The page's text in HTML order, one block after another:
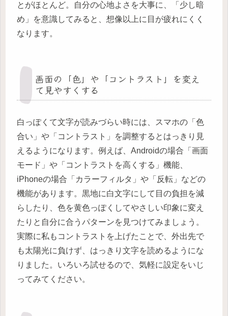
とがほとんど。自分の心地よさを大事に、「少し暗
め」を意識してみると、想像以上に目が疲れにくく
なります。
画面の「色」や「コントラスト」を変え
て見やすくする
白っぽくて文字が読みづらい時には、スマホの「色
合い」や「コントラスト」を調整するとはっきり見
えるようになります。例えば、Androidの場合「画面
モード」や「コントラストを高くする」機能、
iPhoneの場合「カラーフィルタ」や「反転」などの
機能があります。黒地に白文字にして目の負担を減
らしたり、色を黄色っぽくしてやさしい印象に変え
たりと自分に合うパターンを見つけてみましょう。
実際に私もコントラストを上げたことで、外出先で
も太陽光に負けず、はっきり文字を読めるようにな
りました。いろいろ試せるので、気軽に設定をいじ
ってみてください。